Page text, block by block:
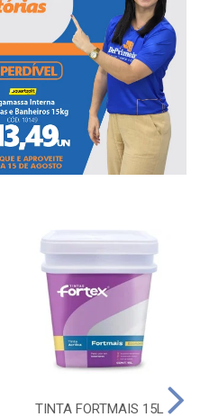
TINTA FORTMAIS 15L